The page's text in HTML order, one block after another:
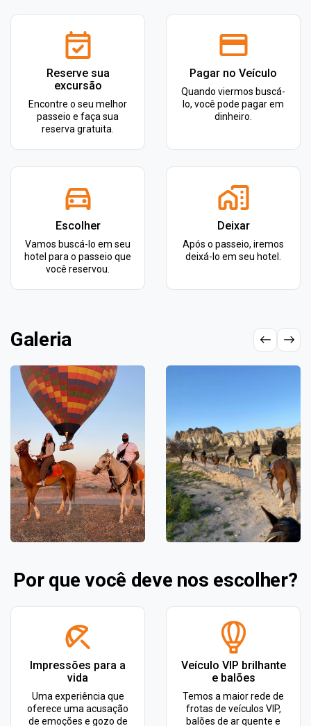
Reserve sua
excursão
Encontre o seu melhor
passeio e faça sua
reserva gratuita.
Pagar no Veículo
Quando viermos buscá-
lo, você pode pagar em
dinheiro.
Escolher
Vamos buscá-lo em seu
hotel para o passeio que
você reservou.
Deixar
Após o passeio, iremos
deixá-lo em seu hotel.
Galeria
Por que você deve nos escolher?
Impressões para a
vida
Uma experiência que
oferece uma acusação
de emoções e gozo de
Veículo VIP brilhante
e balões
Temos a maior rede de
frotas de veículos VIP,
balões de ar quente e